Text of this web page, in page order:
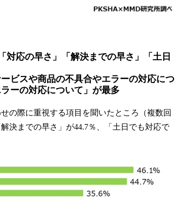
応の早さ」「解決までの早さ」「土日
スや商品の不具合やエラーの対応につ
ーの対応について」が最多
の際に重視する項目を聞いたところ（複数回
決までの早さ」が44.7％、「土日でも対応で